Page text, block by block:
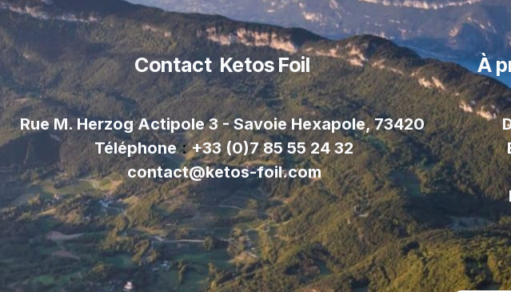
Contact Ketos Foil
Rue M. Herzog Actipole 3 - Savoie Hexapole, 73420
Téléphone:+33 (0)7 85 55 24 32
contact@ketos-foil.com
À